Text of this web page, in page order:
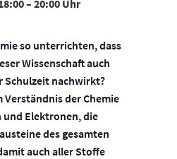
– 20:00
so unterrichten, dass
Wissenschaft auch
Schulzeit nachwirkt?
Verständnis der Chemie
Elektronen, die
des gesamten
auch aller Stoffe